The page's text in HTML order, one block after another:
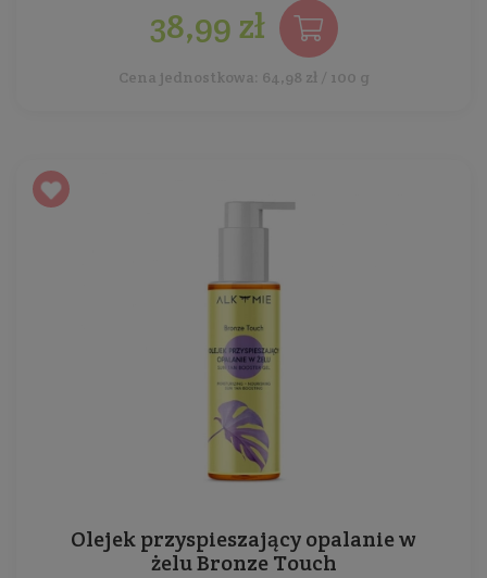
38,99 zł
Cena jednostkowa: 64,98 zł / 100 g
Olejek przyspieszający opalanie w
żelu Bronze Touch